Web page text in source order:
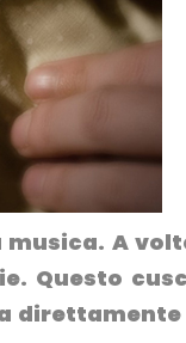
A
Questo
direttamente